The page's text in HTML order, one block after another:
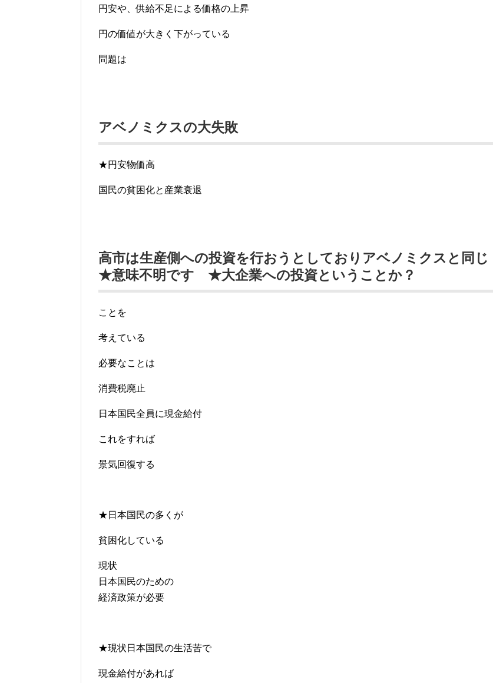
円安や、供給不足による価格の上昇
円の価値が大きく下がっている
問題は
アベノミクスの大失敗
★円安物価高
国民の貧困化と産業衰退
高市は生産側への投資を行おうとしておりアベノミクスと同じ
★意味不明です ★大企業への投資ということか？
ことを
考えている
必要なことは
消費税廃止
日本国民全員に現金給付
これをすれば
景気回復する
★日本国民の多くが
貧困化している
現状
日本国民のための
経済政策が必要
★現状日本国民の生活苦で
現金給付があれば